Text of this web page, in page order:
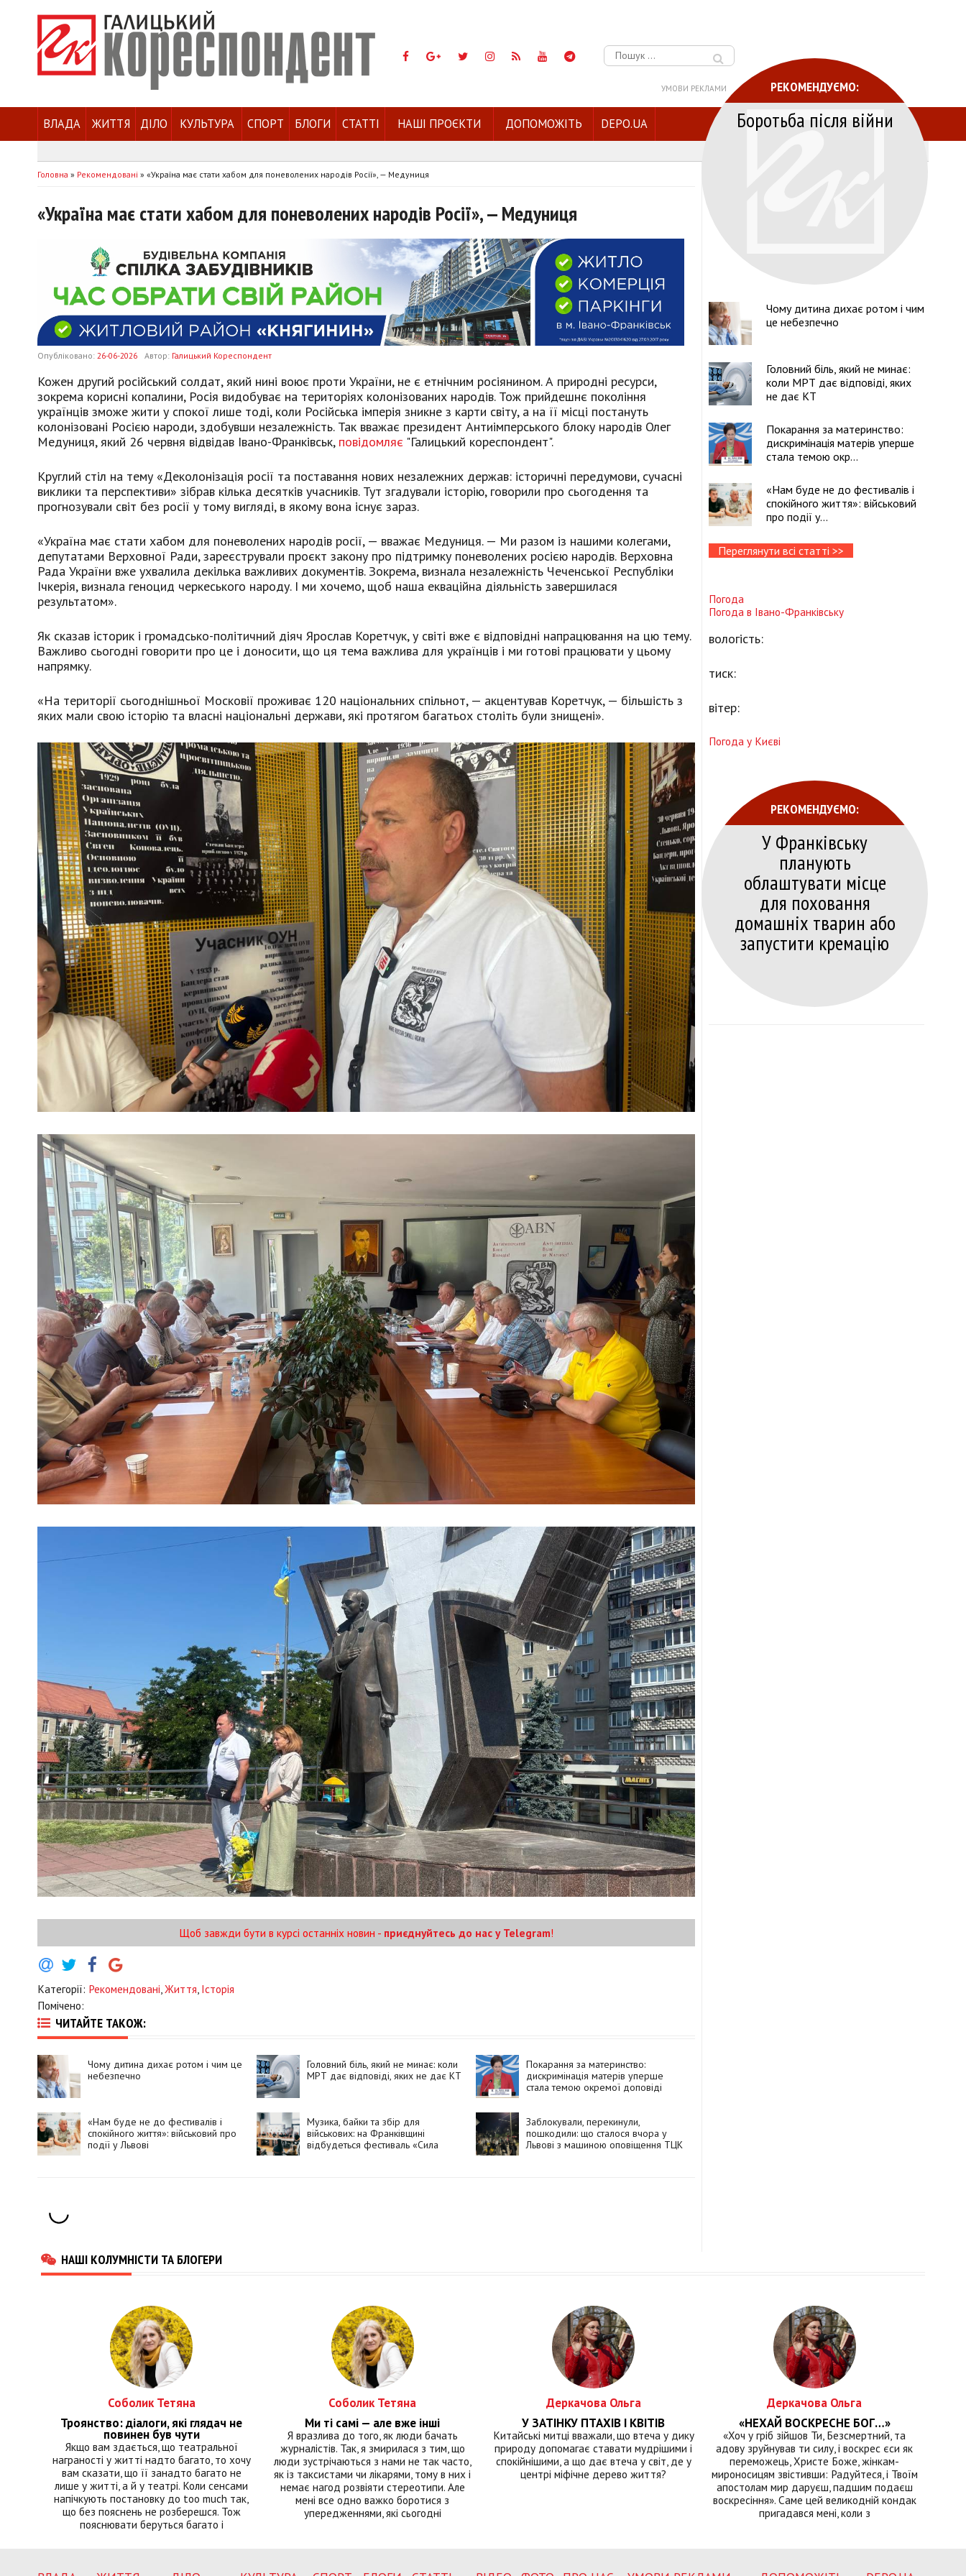
Пошук:
УМОВИ РЕКЛАМИ
ВЛАДА ЖИТТЯ ДІЛО КУЛЬТУРА СПОРТ БЛОГИ СТАТТІ НАШІ ПРОЄКТИ ДОПОМОЖІТЬ DEPO.UA
Головна » Рекомендовані » «Україна має стати хабом для поневолених народів Росії», — Медуниця
«Україна має стати хабом для поневолених народів Росії», — Медуниця
Опубліковано: 26-06-2026 Автор: Галицький Кореспондент
Кожен другий російський солдат, який нині воює проти України, не є етнічним росіянином. А природні ресурси,
зокрема корисні копалини, Росія видобуває на територіях колонізованих народів. Тож прийдешнє покоління
українців зможе жити у спокої лише тоді, коли Російська імперія зникне з карти світу, а на її місці постануть
колонізовані Росією народи, здобувши незалежність. Так вважає президент Антиімперського блоку народів Олег
Медуниця, який 26 червня відвідав Івано-Франківськ, повідомляє "Галицький кореспондент".
Круглий стіл на тему «Деколонізація росії та поставання нових незалежних держав: історичні передумови, сучасні
виклики та перспективи» зібрав кілька десятків учасників. Тут згадували історію, говорили про сьогодення та
прогнозували світ без росії у тому вигляді, в якому вона існує зараз.
«Україна має стати хабом для поневолених народів росії, — вважає Медуниця. — Ми разом із нашими колегами,
депутатами Верховної Ради, зареєстрували проєкт закону про підтримку поневолених росією народів. Верховна
Рада України вже ухвалила декілька важливих документів. Зокрема, визнала незалежність Чеченської Республіки
Ічкерія, визнала геноцид черкеського народу. І ми хочемо, щоб наша екваційна діяльність завершилася
результатом».
Як сказав історик і громадсько-політичний діяч Ярослав Коретчук, у світі вже є відповідні напрацювання на цю тему.
Важливо сьогодні говорити про це і доносити, що ця тема важлива для українців і ми готові працювати у цьому
напрямку.
«На території сьогоднішньої Московії проживає 120 національних спільнот, — акцентував Коретчук, — більшість з
яких мали свою історію та власні національні держави, які протягом багатьох століть були знищені».
Щоб завжди бути в курсі останніх новин - приєднуйтесь до нас у Telegram!
Категорії: Рекомендовані,Життя, Історія
Помічено:
ЧИТАЙТЕ ТАКОЖ:
Чому дитина дихає ротом і чим це
небезпечно
Головний біль, який не минає: коли
МРТ дає відповіді, яких не дає КТ
Покарання за материнство:
дискримінація матерів уперше
стала темою окремої доповіді
«Нам буде не до фестивалів і
спокійного життя»: військовий про
події у Львові
Музика, байки та збір для
військових: на Франківщині
відбудеться фестиваль «Сила
Заблокували, перекинули,
пошкодили: що сталося вчора у
Львові з машиною оповіщення ТЦК
РЕКОМЕНДУЄМО:
Боротьба після війни
Чому дитина дихає ротом і чим
це небезпечно
Головний біль, який не минає:
коли МРТ дає відповіді, яких
не дає КТ
Покарання за материнство:
дискримінація матерів уперше
стала темою окр...
«Нам буде не до фестивалів і
спокійного життя»: військовий
про події у...
Переглянути всі статті >>
Погода
Погода в Івано-Франківську
вологість:
тиск:
вітер:
Погода у Києві
РЕКОМЕНДУЄМО:
У Франківську
планують
облаштувати місце
для поховання
домашніх тварин або
запустити кремацію
НАШІ КОЛУМНІСТИ ТА БЛОГЕРИ
Соболик Тетяна
Троянство: діалоги, які глядач не
повинен був чути
Якщо вам здається, що театральної
награності у житті надто багато, то хочу
вам сказати, що її занадто багато не
лише у житті, а й у театрі. Коли сенсами
напічкують постановку до too much так,
що без пояснень не розберешся. Тож
пояснювати беруться багато і
Соболик Тетяна
Ми ті самі — але вже інші
Я вразлива до того, як люди бачать
журналістів. Так, я змирилася з тим, що
люди зустрічаються з нами не так часто,
як із таксистами чи лікарями, тому в них і
немає нагод розвіяти стереотипи. Але
мені все одно важко боротися з
упередженнями, які сьогодні
Деркачова Ольга
У ЗАТІНКУ ПТАХІВ І КВІТІВ
Китайські митці вважали, що втеча у дику
природу допомагає ставати мудрішими і
спокійнішими, а що дає втеча у світ, де у
центрі міфічне дерево життя?
Деркачова Ольга
«НЕХАЙ ВОСКРЕСНЕ БОГ…»
«Хоч у гріб зійшов Ти, Безсмертний, та
адову зруйнував ти силу, і воскрес єси як
переможець, Христе Боже, жінкам-
мироносицям звістивши: Радуйтеся, і Твоїм
апостолам мир даруєш, падшим подаєш
воскресіння». Саме цей великодній кондак
пригадався мені, коли з